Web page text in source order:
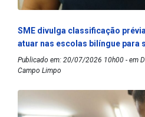
SME divulga classificação
atuar nas escolas bilíngue para
Publicado em: 20/07/2026 10h00 - em
Campo Limpo